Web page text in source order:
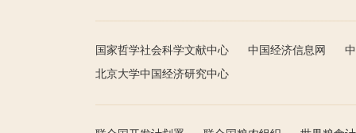
国家哲学社会科学文献中心 中国经济信息网
北京大学中国经济研究中心